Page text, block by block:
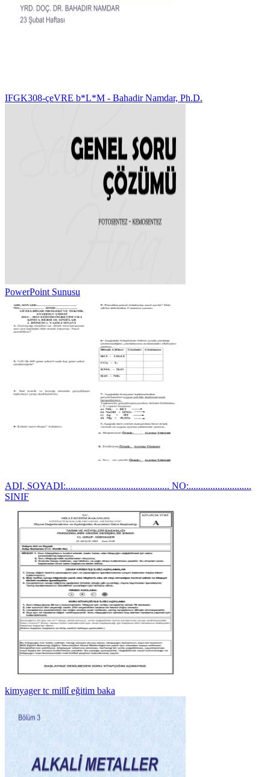
IFGK308-çeVRE b*L*M - Bahadir Namdar, Ph.D.
PowerPoint Sunusu
ADI, SOYADI:........................................... NO:..........................
SINIF
kimyager tc millî eğitim baka